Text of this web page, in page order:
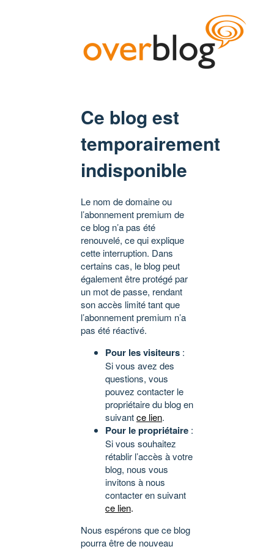
Ce blog est
temporairement
indisponible
Le nom de domaine ou
l’abonnement premium de
ce blog n’a pas été
renouvelé, ce qui explique
cette interruption. Dans
certains cas, le blog peut
également être protégé par
un mot de passe, rendant
son accès limité tant que
l’abonnement premium n’a
pas été réactivé.
Pour les visiteurs :
Si vous avez des
questions, vous
pouvez contacter le
propriétaire du blog en
suivantce lien.
Pour le propriétaire :
Si vous souhaitez
rétablir l’accès à votre
blog, nous vous
invitons à nous
contacter en suivant
ce lien.
Nous espérons que ce blog
pourra être de nouveau